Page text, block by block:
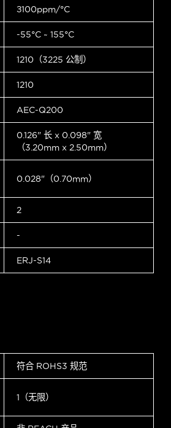
±100ppm/°C
-55°C ~ 155°C
1210（3225 公制）
1210
AEC-Q200
0.126" 长 x 0.098" 宽
（3.20mm x 2.50mm）
0.028"（0.70mm）
2
-
ERJ-S14
符合 ROHS3 规范
1（无限）